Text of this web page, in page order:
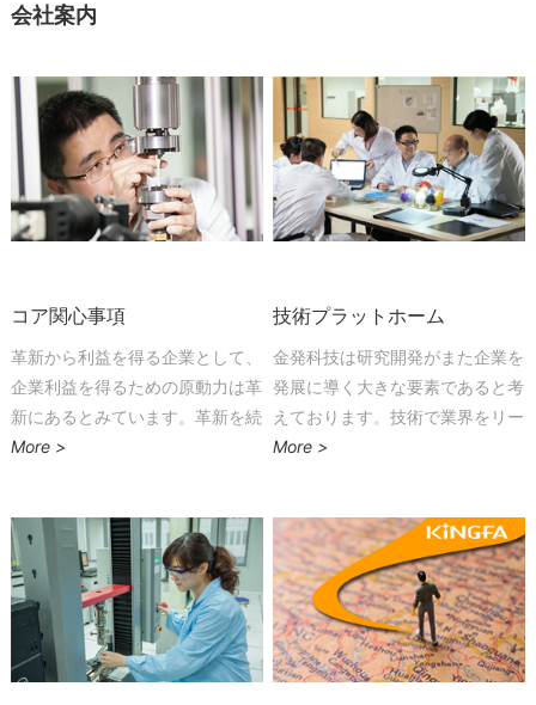
未来就在我们面前
把握今天
相信明天就不遥远
百年金发
世界就在我们面前
相信明天会登上高山之巅
用那汗水浇灌
每一个成长的印迹
都见证了苦艰
迎来硕果累累的今天
脚步始终不渝
追求卓越责任在肩
百年金发
未来就在我们面前
会社案内
コア関心事項
革新から利益を得る企業として、
企業利益を得るための原動力は革
新にあるとみています。革新を続
けてきた結果業界をリードするパ
More >
技術プラットホーム
金発科技は研究開発がまた企業を
発展に導く大きな要素であると考
えております。技術で業界をリー
ドすることを追求し、絶え間なく
変えていく」という革新的な方法
を見つけました。
More >